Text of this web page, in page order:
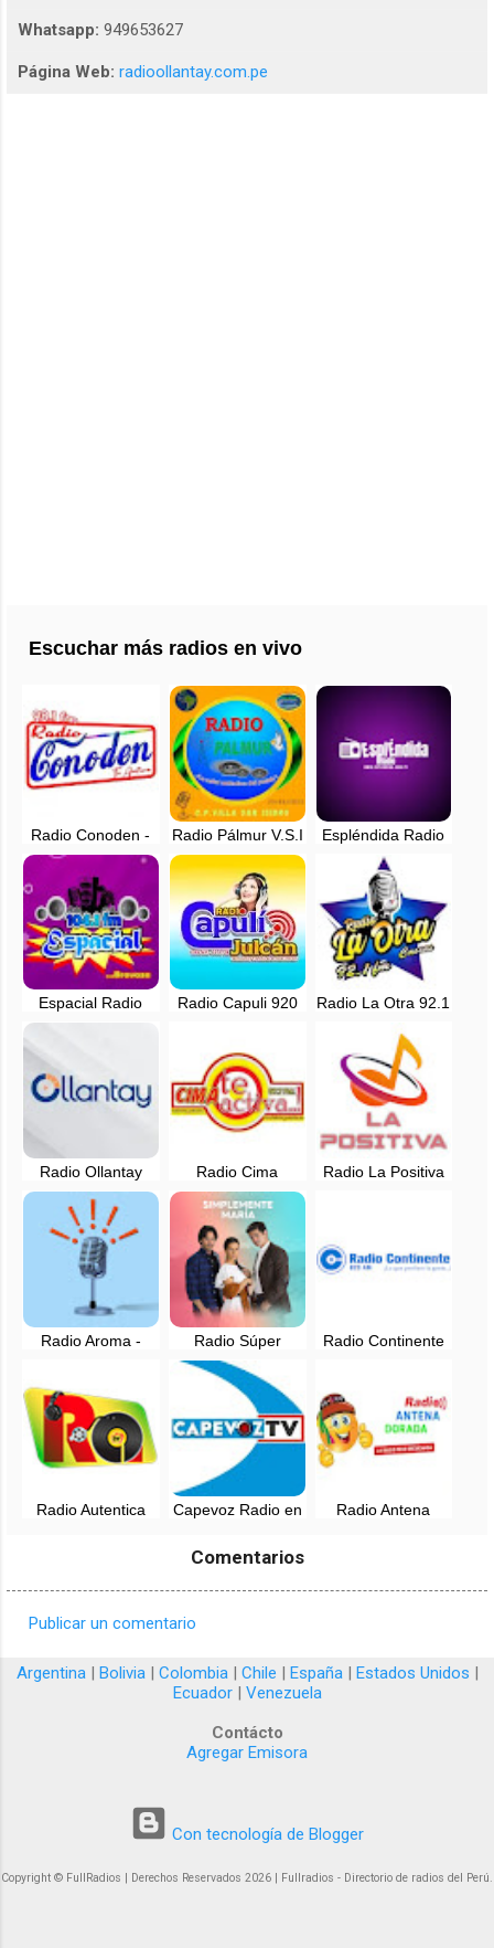
Whatsapp: 949653627
Página Web: radioollantay.com.pe
Escuchar más radios en vivo
Radio Conoden -
Cascas, Gran
Libertad
Radio Pálmur V.S.I
- Villa San Isidro-
Pacasmayo - Perú
Espléndida Radio
La Libertad
Espacial Radio
104.1 FM en vivo -
Radio Capuli 920
Radio La Otra 92.1
Libertad
Radio Ollantay
Cascas en vivo -
103.3 FM
Radio Cima
Carabamba en
vivo - 97.7 FM
Radio La Positiva
Radio Aroma -
Radio Súper
Sensación - EN
VIVO - Santiago de
Chuco
Radio Continente
Radio Autentica
Capevoz Radio en
Radio Antena
Comentarios
o
i
Publicar un comentario
Argentina| Bolivia| Colombia| Chile | España| Estados Unidos |
Ecuador| Venezuela
Contácto
Agregar Emisora
Con tecnología de Blogger
Copyright © FullRadios | Derechos Reservados 2026 | Fullradios - Directorio de radios del Perú.